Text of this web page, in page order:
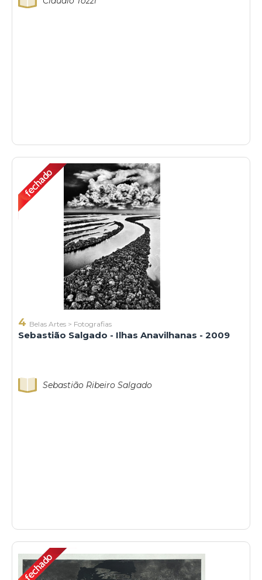
4 Belas Artes > Fotografias
Sebastião Salgado - Ilhas Anavilhanas - 2009
Sebastião Ribeiro Salgado